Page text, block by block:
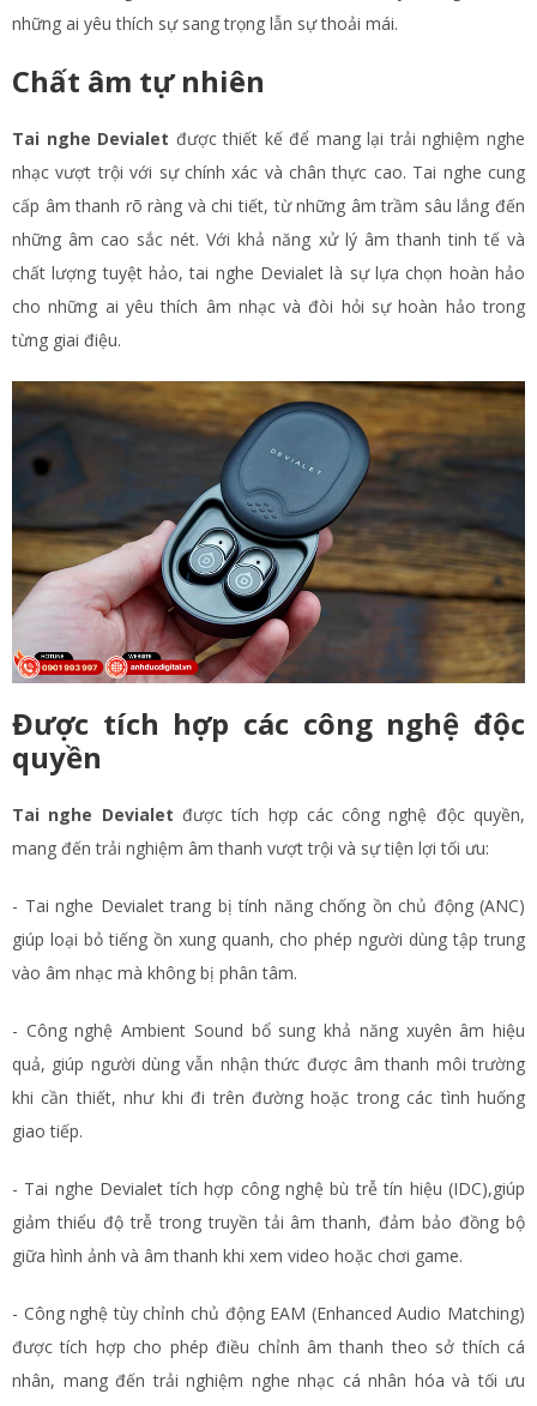
những ai yêu thích sự sang trọng lẫn sự thoải mái.
Chất âm tự nhiên
Tai nghe Devialet được thiết kế để mang lại trải nghiệm nghe
nhạc vượt trội với sự chính xác và chân thực cao. Tai nghe cung
cấp âm thanh rõ ràng và chi tiết, từ những âm trầm sâu lắng đến
những âm cao sắc nét. Với khả năng xử lý âm thanh tinh tế và
chất lượng tuyệt hảo, tai nghe Devialet là sự lựa chọn hoàn hảo
cho những ai yêu thích âm nhạc và đòi hỏi sự hoàn hảo trong
từng giai điệu.
Được tích hợp các công nghệ độc
quyền
Tai nghe Devialet được tích hợp các công nghệ độc quyền,
mang đến trải nghiệm âm thanh vượt trội và sự tiện lợi tối ưu:
- Tai nghe Devialet trang bị tính năng chống ồn chủ động (ANC)
giúp loại bỏ tiếng ồn xung quanh, cho phép người dùng tập trung
vào âm nhạc mà không bị phân tâm.
- Công nghệ Ambient Sound bổ sung khả năng xuyên âm hiệu
quả, giúp người dùng vẫn nhận thức được âm thanh môi trường
khi cần thiết, như khi đi trên đường hoặc trong các tình huống
giao tiếp.
- Tai nghe Devialet tích hợp công nghệ bù trễ tín hiệu (IDC),giúp
giảm thiểu độ trễ trong truyền tải âm thanh, đảm bảo đồng bộ
giữa hình ảnh và âm thanh khi xem video hoặc chơi game.
- Công nghệ tùy chỉnh chủ động EAM (Enhanced Audio Matching)
được tích hợp cho phép điều chỉnh âm thanh theo sở thích cá
nhân, mang đến trải nghiệm nghe nhạc cá nhân hóa và tối ưu